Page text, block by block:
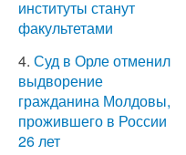
институты станут
факультетами
4. Суд в Орле отменил
выдворение
гражданина Молдовы,
прожившего в России
26 лет